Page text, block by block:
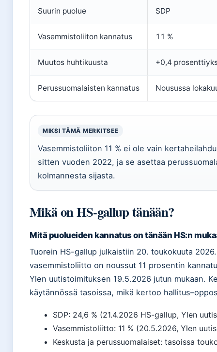
Suurin puolue SDP
Vasemmistoliiton kannatus 11 %
Muutos huhtikuusta +0,4
Perussuomalaisten kannatus Nousussa
MIKSI TÄMÄ MERKITSEE
Vasemmistoliiton 11 % ei ole vain
sitten vuoden 2022, ja se asettaa
kolmannesta sijasta.
Mikä on HS-gallup tänään?
Mitä puolueiden kannatus on tänään HS:n
Tuorein HS-gallup julkaistiin 20. toukokuuta
vasemmistoliitto on noussut 11 prosentin
Ylen uutistoimituksen 19.5.2026 jutun mukaan.
käytännössä tasoissa, mikä kertoo
SDP: 24,6 % (21.4.2026 HS-gallup, Ylen
Vasemmistoliitto: 11 % (20.5.2026, Ylen
Keskusta ja perussuomalaiset: tasoissa